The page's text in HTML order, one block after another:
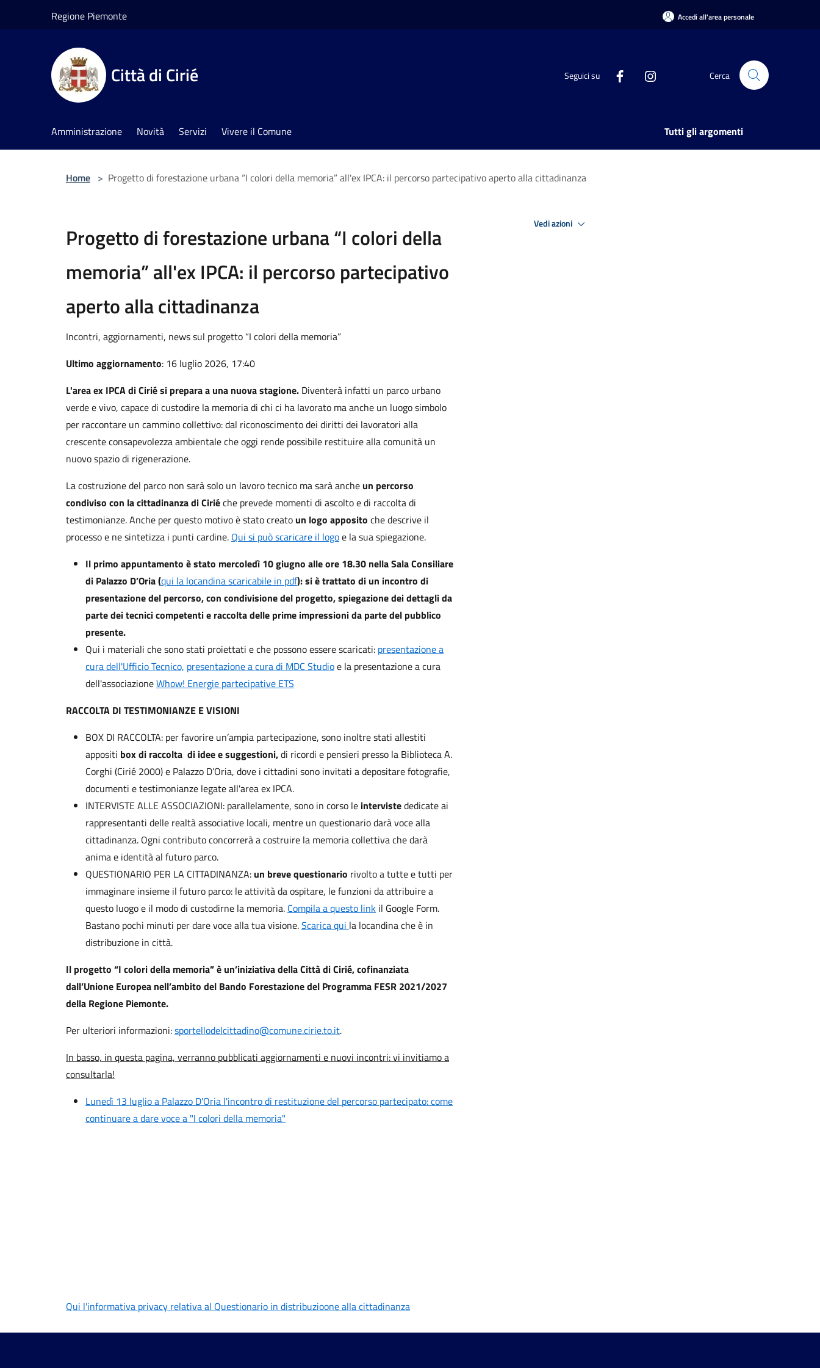
Regione Piemonte Accedi all'area personale
Città di Cirié Seguici su Cerca
Amministrazione Novità Servizi Vivere il Comune Tutti gli argomenti
Home > Progetto di forestazione urbana “I colori della memoria” all'ex IPCA: il percorso partecipativo aperto alla cittadinanza
Progetto di forestazione urbana “I colori della
memoria” all'ex IPCA: il percorso partecipativo
aperto alla cittadinanza
Incontri, aggiornamenti, news sul progetto “I colori della memoria”
Ultimo aggiornamento: 16 luglio 2026, 17:40
L'area ex IPCA di Cirié si prepara a una nuova stagione. Diventerà infatti un parco urbano
verde e vivo, capace di custodire la memoria di chi ci ha lavorato ma anche un luogo simbolo
per raccontare un cammino collettivo: dal riconoscimento dei diritti dei lavoratori alla
crescente consapevolezza ambientale che oggi rende possibile restituire alla comunità un
nuovo spazio di rigenerazione.
La costruzione del parco non sarà solo un lavoro tecnico ma sarà anche un percorso
condiviso con la cittadinanza di Ciriéche prevede momenti di ascolto e di raccolta di
testimonianze. Anche per questo motivo è stato creato un logo apposito che descrive il
processo e ne sintetizza i punti cardine. Qui si può scaricare il logoe la sua spiegazione.
Il primo appuntamento è stato mercoledì 10 giugno alle ore 18.30 nella Sala Consiliare
di Palazzo D’Oria (qui la locandina scaricabile in pdf): si è trattato di un incontro di
presentazione del percorso, con condivisione del progetto, spiegazione dei dettagli da
parte dei tecnici competenti e raccolta delle prime impressioni da parte del pubblico
presente.
Qui i materiali che sono stati proiettati e che possono essere scaricati: presentazione a
cura dell'Ufficio Tecnico, presentazione a cura di MDC Studioe la presentazione a cura
dell'associazioneWhow! Energie partecipative ETS
RACCOLTA DI TESTIMONIANZE E VISIONI
BOX DI RACCOLTA: per favorire un’ampia partecipazione, sono inoltre stati allestiti
appositi box di raccolta di idee e suggestioni,di ricordi e pensieri presso la Biblioteca A.
Corghi (Cirié 2000) e Palazzo D’Oria, dove i cittadini sono invitati a depositare fotografie,
documenti e testimonianze legate all'area ex IPCA.
INTERVISTE ALLE ASSOCIAZIONI: parallelamente, sono in corso le intervistededicate ai
rappresentanti delle realtà associative locali, mentre un questionario darà voce alla
cittadinanza. Ogni contributo concorrerà a costruire la memoria collettiva che darà
anima e identità al futuro parco.
QUESTIONARIO PER LA CITTADINANZA: un breve questionario rivolto a tutte e tutti per
immaginare insieme il futuro parco: le attività da ospitare, le funzioni da attribuire a
questo luogo e il modo di custodirne la memoria. Compila a questo link il Google Form.
Bastano pochi minuti per dare voce alla tua visione.Scarica qui la locandina che è in
distribuzione in città.
Il progetto “I colori della memoria” è un’iniziativa della Città di Cirié, cofinanziata
dall’Unione Europea nell’ambito del Bando Forestazione del Programma FESR 2021/2027
della Regione Piemonte.
Per ulteriori informazioni:sportellodelcittadino@comune.cirie.to.it.
In basso, in questa pagina, verranno pubblicati aggiornamenti e nuovi incontri: vi invitiamo a
consultarla!
Lunedì 13 luglio a Palazzo D'Oria l'incontro di restituzione del percorso partecipato: come
continuare a dare voce a "I colori della memoria"
Qui l'informativa privacy relativa al Questionario in distribuzioone alla cittadinanza
Vedi azioni